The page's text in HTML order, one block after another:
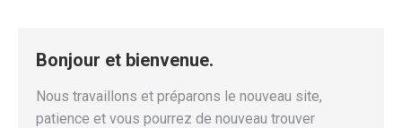
Bonjour et bienvenue.
Nous travaillons et préparons le nouveau site,
patience et vous pourrez de nouveau trouver